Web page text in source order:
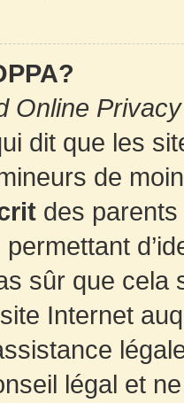
Online
dit que les
de
des parents
sûr que
Internet
légal et